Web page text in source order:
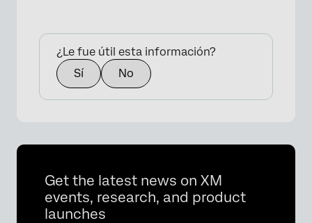
¿Le fue útil esta información?
Sí
No
Get the latest news on XM
events, research, and product
launches